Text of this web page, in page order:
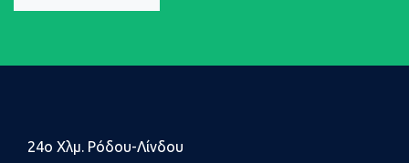
24o Χλμ. Ρόδου-Λίνδου